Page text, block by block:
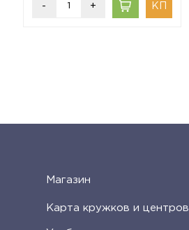
- +
Магазин
Карта кружков и центров